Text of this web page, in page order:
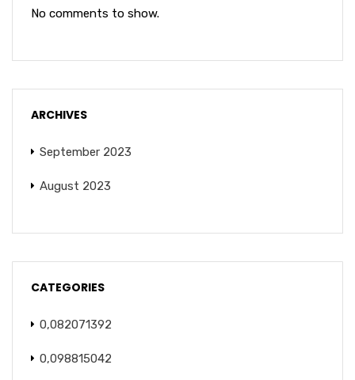
No comments to show.
ARCHIVES
September 2023
August 2023
CATEGORIES
0,082071392
0,098815042